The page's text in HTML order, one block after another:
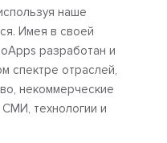
наше
Имея в своей
разработан и
спектре отраслей,
некоммерческие
технологии и